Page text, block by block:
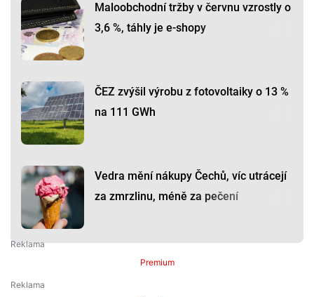
Maloobchodní tržby v červnu vzrostly o
3,6 %, táhly je e-shopy
ČEZ zvýšil výrobu z fotovoltaiky o 13 %
na 111 GWh
Vedra mění nákupy Čechů, víc utrácejí
za zmrzlinu, méně za pečení
Premium